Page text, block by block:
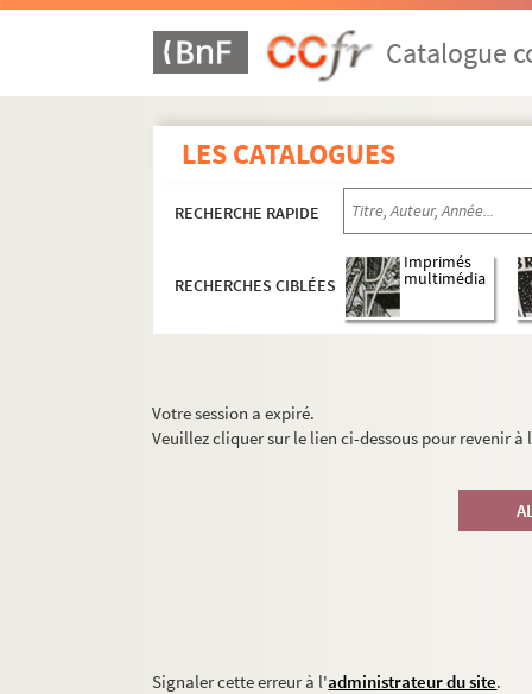
Catalogue
LES CATALOGUES
RECHERCHE RAPIDE
RECHERCHES CIBLÉES
Imprimés
multimédia
Votre session a expiré.
Veuillez cliquer sur le lien ci-dessous pour revenir
Signaler cette erreur à l'administrateur du site.